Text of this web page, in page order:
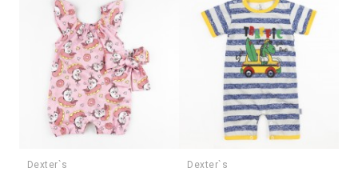
Dexter`s Dexter`s